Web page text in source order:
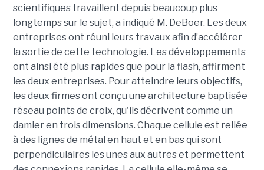
scientifiques travaillent depuis beaucoup plus
longtemps sur le sujet, a indiqué M. DeBoer. Les deux
entreprises ont réuni leurs travaux afin d’accélérer
la sortie de cette technologie. Les développements
ont ainsi été plus rapides que pour la flash, affirment
les deux entreprises. Pour atteindre leurs objectifs,
les deux firmes ont conçu une architecture baptisée
réseau points de croix, qu'ils décrivent comme un
damier en trois dimensions. Chaque cellule est reliée
à des lignes de métal en haut et en bas qui sont
perpendiculaires les unes aux autres et permettent